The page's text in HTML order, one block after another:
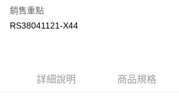
台灣樂天信用卡公司
玉山商業銀行
台灣樂天信用卡公司
免運費
銷售重點
RS38041121-X44
詳細說明 商品規格